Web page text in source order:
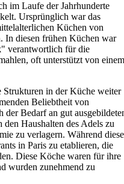
im Laufe der Jahrhunderte
Ursprünglich war das
Küchen von
In diesen frühen Küchen war
verantwortlich für die
oft unterstützt von einem
Strukturen in der Küche weiter
Beliebtheit von
der Bedarf an gut
Haushalten des Adels zu
zu verlagern. Während
in Paris zu etablieren, die
Diese Köche waren für ihre
wurden zunehmend zu